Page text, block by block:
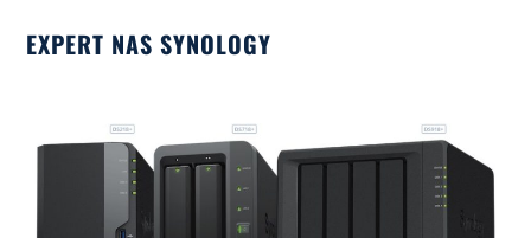
EXPERT NAS SYNOLOGY